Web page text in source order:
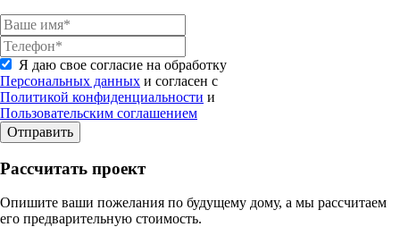
Я даю свое согласие на обработку
Персональных данных и согласен с
Политикой конфиденциальности и
Пользовательским соглашением
Отправить
Рассчитать проект
Опишите ваши пожелания по будущему дому, а мы рассчитаем
его предварительную стоимость.